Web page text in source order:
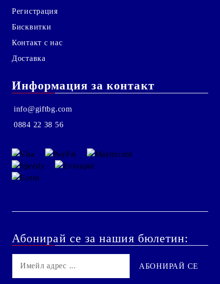
Регистрация
Бисквитки
Контакт с нас
Доставка
Информация за контакт
info@giftbg.com
0884 22 38 56
Абонирай се за нашия бюлетин: